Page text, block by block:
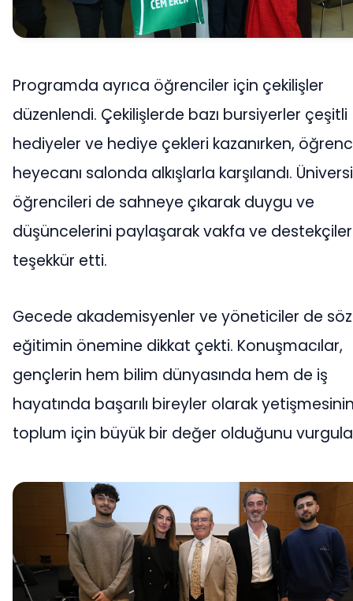
Programda ayrıca öğrenciler için çekilişler
düzenlendi. Çekilişlerde bazı bursiyerler çeşitli
hediyeler ve hediye çekleri kazanırken,
heyecanı salonda alkışlarla karşılandı.
öğrencileri de sahneye çıkarak duygu ve
düşüncelerini paylaşarak vakfa ve
teşekkür etti.
Gecede akademisyenler ve yöneticiler de
eğitimin önemine dikkat çekti. Konuşmacılar,
gençlerin hem bilim dünyasında hem de iş
hayatında başarılı bireyler olarak
toplum için büyük bir değer olduğunu